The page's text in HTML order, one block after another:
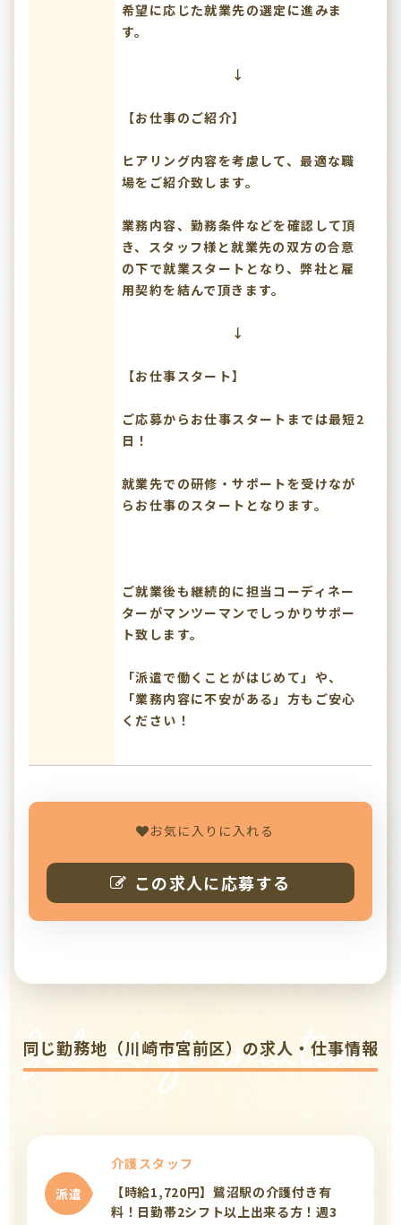
希望に応じた就業先の選定に進みま
す。
↓
【お仕事のご紹介】
ヒアリング内容を考慮して、最適な職
場をご紹介致します。
業務内容、勤務条件などを確認して頂
き、スタッフ様と就業先の双方の合意
の下で就業スタートとなり、弊社と雇
用契約を結んで頂きます。
↓
【お仕事スタート】
ご応募からお仕事スタートまでは最短2
日！
就業先での研修・サポートを受けなが
らお仕事のスタートとなります。
ご就業後も継続的に担当コーディネー
ターがマンツーマンでしっかりサポー
ト致します。
「派遣で働くことがはじめて」や、
「業務内容に不安がある」方もご安心
ください！
お気に入りに入れる
この求人に応募する
Job Information
同じ勤務地（川崎市宮前区）の求人・仕事情報
派遣
介護スタッフ
【時給1,720円】鷺沼駅の介護付き有
料！日勤帯2シフト以上出来る方！週3